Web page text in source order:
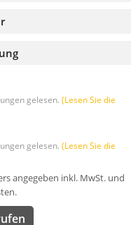
gelesen. (Lesen Sie die
gelesen. (Lesen Sie die
angegeben inkl. MwSt. und